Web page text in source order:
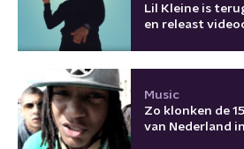
Lil Kleine is
en releast
Music
Zo klonken de
van Nederland